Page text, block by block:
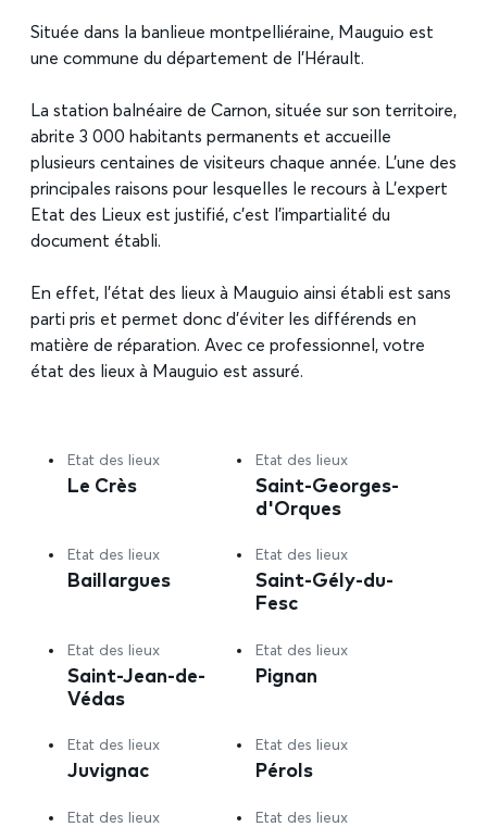
Située dans la banlieue montpelliéraine, Mauguio est
une commune du département de l’Hérault.
La station balnéaire de Carnon, située sur son territoire,
abrite 3 000 habitants permanents et accueille
plusieurs centaines de visiteurs chaque année. L’une des
principales raisons pour lesquelles le recours à L’expert
Etat des Lieux est justifié, c’est l’impartialité du
document établi.
En effet, l’état des lieux à Mauguio ainsi établi est sans
parti pris et permet donc d’éviter les différends en
matière de réparation. Avec ce professionnel, votre
état des lieux à Mauguio est assuré.
Etat des lieux
Le Crès
Etat des lieux
Saint-Georges-
d'Orques
Etat des lieux
Baillargues
Etat des lieux
Saint-Gély-du-
Fesc
Etat des lieux
Saint-Jean-de-
Védas
Etat des lieux
Pignan
Etat des lieux
Juvignac
Etat des lieux
Pérols
Etat des lieux Etat des lieux